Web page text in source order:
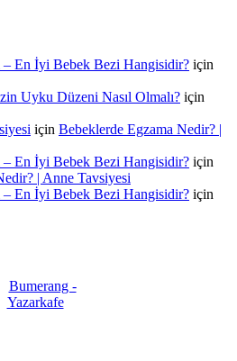
– En İyi Bebek Bezi Hangisidir? için
Uyku Düzeni Nasıl Olmalı? için
için Bebeklerde Egzama Nedir? |
– En İyi Bebek Bezi Hangisidir? için
| Anne Tavsiyesi
– En İyi Bebek Bezi Hangisidir? için